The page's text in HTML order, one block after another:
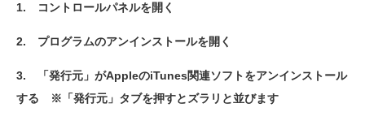
1. コントロールパネルを開く
2. プログラムのアンインストールを開く
3. 「発行元」がAppleのiTunes関連ソフトをアンインストール
する ※「発行元」タブを押すとズラリと並びます